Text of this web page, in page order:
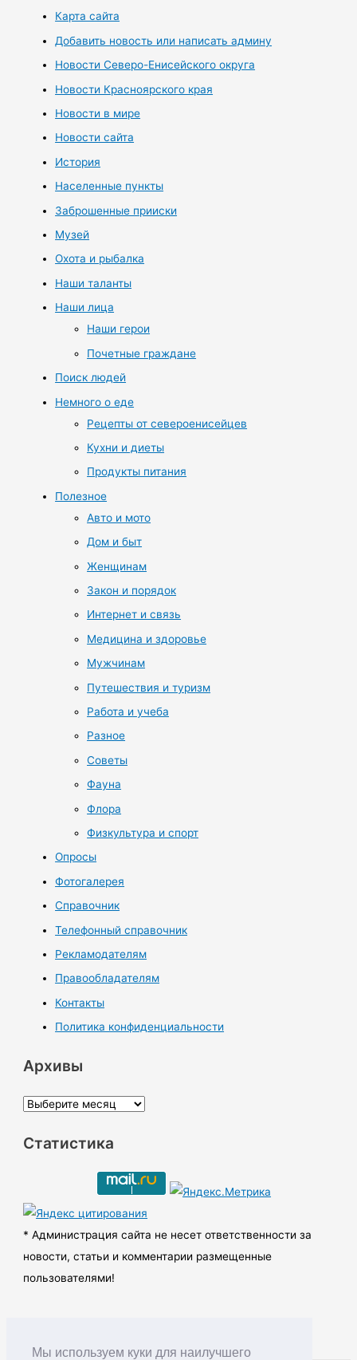
Мы используем куки для наилучшего
Карта сайта
Добавить новость или написать админу
Новости Северо-Енисейского округа
Новости Красноярского края
Новости в мире
Новости сайта
История
Населенные пункты
Заброшенные прииски
Музей
Охота и рыбалка
Наши таланты
Наши лица
Наши герои
Почетные граждане
Поиск людей
Немного о еде
Рецепты от североенисейцев
Кухни и диеты
Продукты питания
Полезное
Авто и мото
Дом и быт
Женщинам
Закон и порядок
Интернет и связь
Медицина и здоровье
Мужчинам
Путешествия и туризм
Работа и учеба
Разное
Советы
Фауна
Флора
Физкультура и спорт
Опросы
Фотогалерея
Справочник
Телефонный справочник
Рекламодателям
Правообладателям
Контакты
Политика конфиденциальности
Архивы
А
х
ы
Статистика
* Администрация сайта не несет ответственности за
новости, статьи и комментарии размещенные
пользователями!